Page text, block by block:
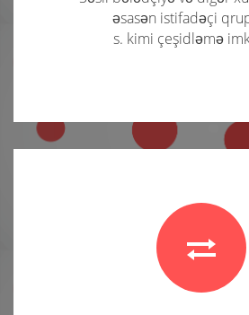
əsasən istifadəçi
s. kimi çeşidləmə